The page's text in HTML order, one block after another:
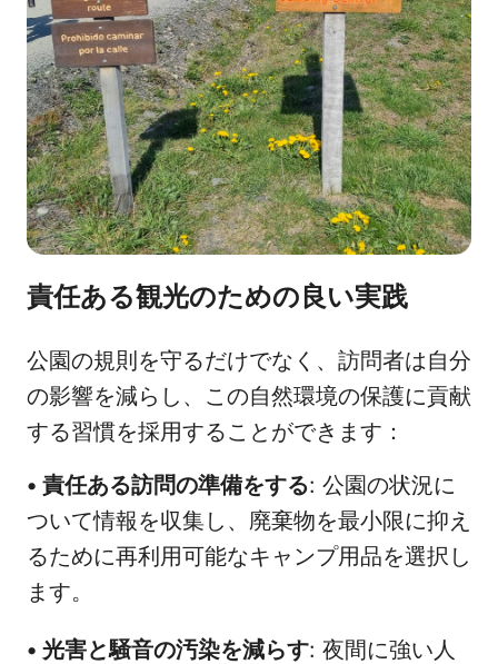
責任ある観光のための良い実践
公園の規則を守るだけでなく、訪問者は自分
の影響を減らし、この自然環境の保護に貢献
する習慣を採用することができます：
• 責任ある訪問の準備をする: 公園の状況に
ついて情報を収集し、廃棄物を最小限に抑え
るために再利用可能なキャンプ用品を選択し
ます。
• 光害と騒音の汚染を減らす: 夜間に強い人